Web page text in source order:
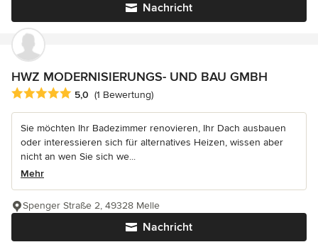
Nachricht
HWZ MODERNISIERUNGS- UND BAU GMBH
Durchschnittliche Bewertung: 5 von 5 Sternen
5,0 (1 Bewertung)
Sie möchten Ihr Badezimmer renovieren, Ihr Dach ausbauen
oder interessieren sich für alternatives Heizen, wissen aber
nicht an wen Sie sich we...
Mehr
Nachricht
Spenger Straße 2, 49328 Melle